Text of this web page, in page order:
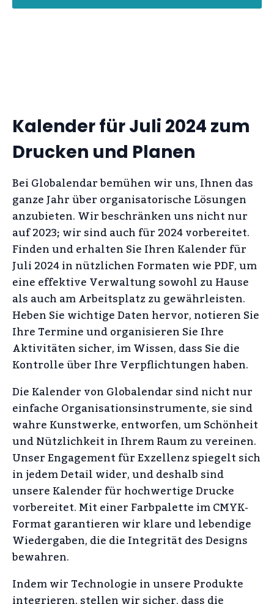
Kalender für Juli 2024 zum
Drucken und Planen
Bei Globalendar bemühen wir uns, Ihnen das
ganze Jahr über organisatorische Lösungen
anzubieten. Wir beschränken uns nicht nur
auf 2023; wir sind auch für 2024 vorbereitet.
Finden und erhalten Sie Ihren Kalender für
Juli 2024 in nützlichen Formaten wie PDF, um
eine effektive Verwaltung sowohl zu Hause
als auch am Arbeitsplatz zu gewährleisten.
Heben Sie wichtige Daten hervor, notieren Sie
Ihre Termine und organisieren Sie Ihre
Aktivitäten sicher, im Wissen, dass Sie die
Kontrolle über Ihre Verpflichtungen haben.
Die Kalender von Globalendar sind nicht nur
einfache Organisationsinstrumente, sie sind
wahre Kunstwerke, entworfen, um Schönheit
und Nützlichkeit in Ihrem Raum zu vereinen.
Unser Engagement für Exzellenz spiegelt sich
in jedem Detail wider, und deshalb sind
unsere Kalender für hochwertige Drucke
vorbereitet. Mit einer Farbpalette im CMYK-
Format garantieren wir klare und lebendige
Wiedergaben, die die Integrität des Designs
bewahren.
Indem wir Technologie in unsere Produkte